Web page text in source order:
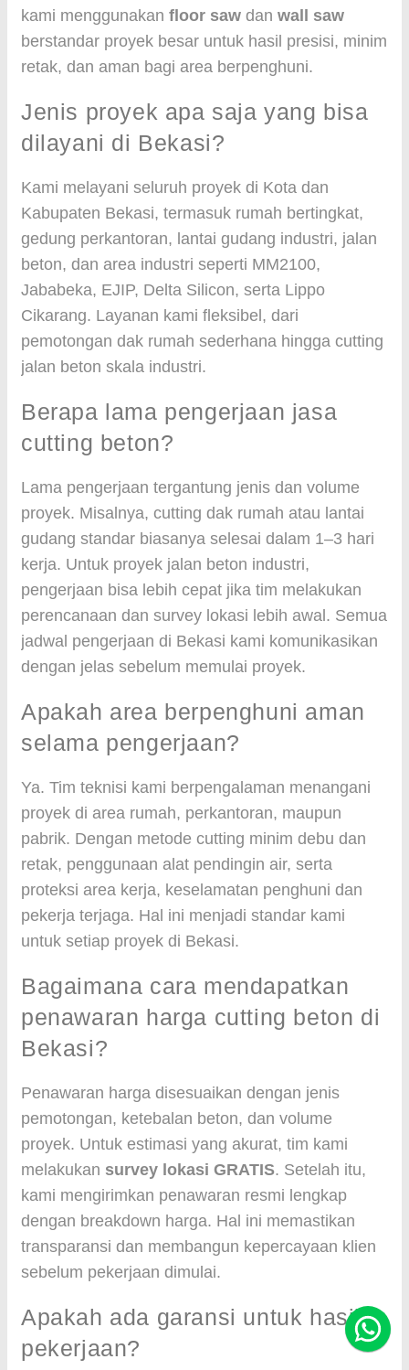
kami menggunakan floor saw dan wall saw
berstandar proyek besar untuk hasil presisi, minim
retak, dan aman bagi area berpenghuni.
Jenis proyek apa saja yang bisa
dilayani di Bekasi?
Kami melayani seluruh proyek di Kota dan
Kabupaten Bekasi, termasuk rumah bertingkat,
gedung perkantoran, lantai gudang industri, jalan
beton, dan area industri seperti MM2100,
Jababeka, EJIP, Delta Silicon, serta Lippo
Cikarang. Layanan kami fleksibel, dari
pemotongan dak rumah sederhana hingga cutting
jalan beton skala industri.
Berapa lama pengerjaan jasa
cutting beton?
Lama pengerjaan tergantung jenis dan volume
proyek. Misalnya, cutting dak rumah atau lantai
gudang standar biasanya selesai dalam 1–3 hari
kerja. Untuk proyek jalan beton industri,
pengerjaan bisa lebih cepat jika tim melakukan
perencanaan dan survey lokasi lebih awal. Semua
jadwal pengerjaan di Bekasi kami komunikasikan
dengan jelas sebelum memulai proyek.
Apakah area berpenghuni aman
selama pengerjaan?
Ya. Tim teknisi kami berpengalaman menangani
proyek di area rumah, perkantoran, maupun
pabrik. Dengan metode cutting minim debu dan
retak, penggunaan alat pendingin air, serta
proteksi area kerja, keselamatan penghuni dan
pekerja terjaga. Hal ini menjadi standar kami
untuk setiap proyek di Bekasi.
Bagaimana cara mendapatkan
penawaran harga cutting beton di
Bekasi?
Penawaran harga disesuaikan dengan jenis
pemotongan, ketebalan beton, dan volume
proyek. Untuk estimasi yang akurat, tim kami
melakukan survey lokasi GRATIS. Setelah itu,
kami mengirimkan penawaran resmi lengkap
dengan breakdown harga. Hal ini memastikan
transparansi dan membangun kepercayaan klien
sebelum pekerjaan dimulai.
Apakah ada garansi untuk hasil
pekerjaan?